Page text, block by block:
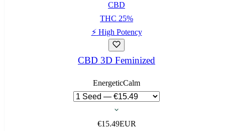
CBD
THC 25%
⚡ High Potency
CBD 3D Feminized
EnergeticCalm
€15.49EUR